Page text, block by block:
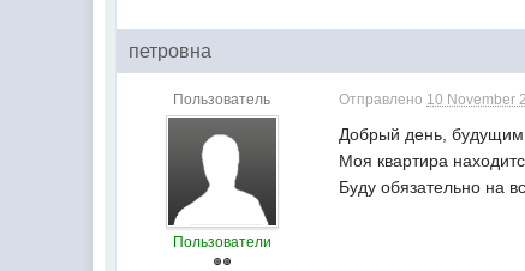
петровна
Пользователь
Пользователи
Отправлено 10 November
Добрый день,
Моя квартира
Буду обязательно на